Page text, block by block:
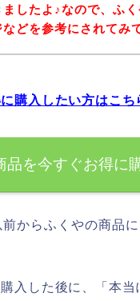
したよ♪なので、ふ
どを参考にされてみ
購入したい方はこち
品を今すぐお得に
からふくやの商品
入した後に、「本